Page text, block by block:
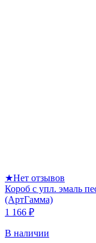
★Нет отзывов
Короб с упл. эмаль
(АртГамма)
1 166 ₽
В наличии